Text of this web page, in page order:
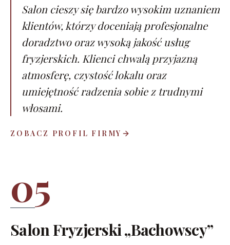
Salon cieszy się bardzo wysokim uznaniem
klientów, którzy doceniają profesjonalne
doradztwo oraz wysoką jakość usług
fryzjerskich. Klienci chwalą przyjazną
atmosferę, czystość lokalu oraz
umiejętność radzenia sobie z trudnymi
włosami.
ZOBACZ PROFIL FIRMY
05
Salon Fryzjerski „Bachowscy”